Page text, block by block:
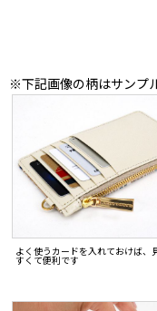
※下記画像の柄はサンプ
よく使うカードを入れておけば、
すくて便利です